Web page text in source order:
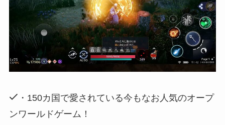
・150カ国で愛されている今もなお人気のオープ
ンワールドゲーム！